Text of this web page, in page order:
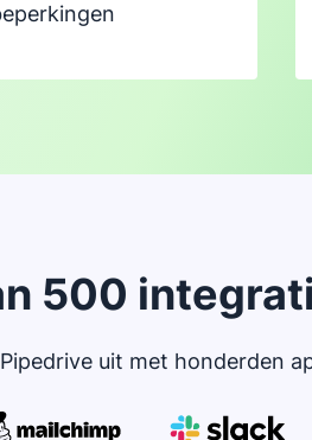
500
uit met honderden